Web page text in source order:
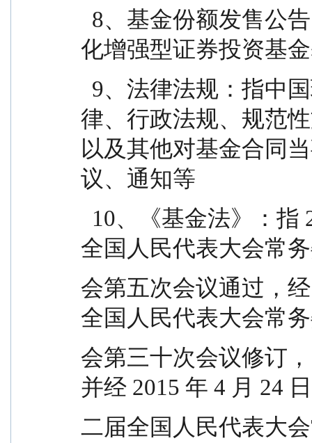
化增强型证券投资基
律、行政法规、规范
以及其他对基金合同
议、通知等
全国人民代表大会常
会第五次会议通过，
全国人民代表大会常
会第三十次会议修订
并经 2015 年 4 月 24
二届全国人民代表大